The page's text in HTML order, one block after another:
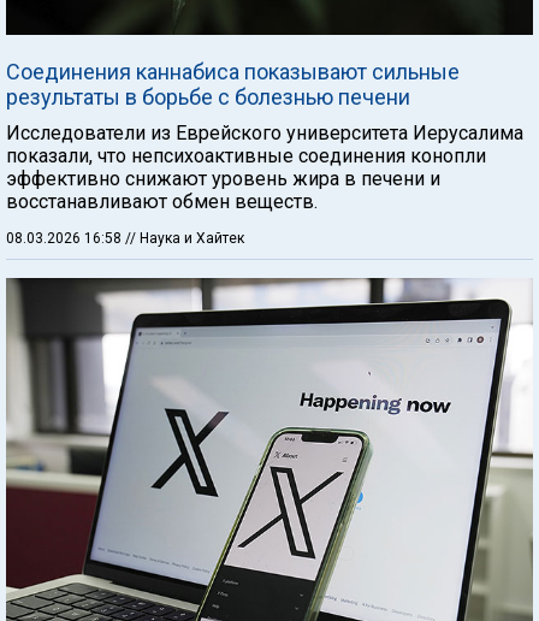
Соединения каннабиса показывают сильные
результаты в борьбе с болезнью печени
Исследователи из Еврейского университета Иерусалима
показали, что непсихоактивные соединения конопли
эффективно снижают уровень жира в печени и
восстанавливают обмен веществ.
08.03.2026 16:58 // Наука и Хайтек